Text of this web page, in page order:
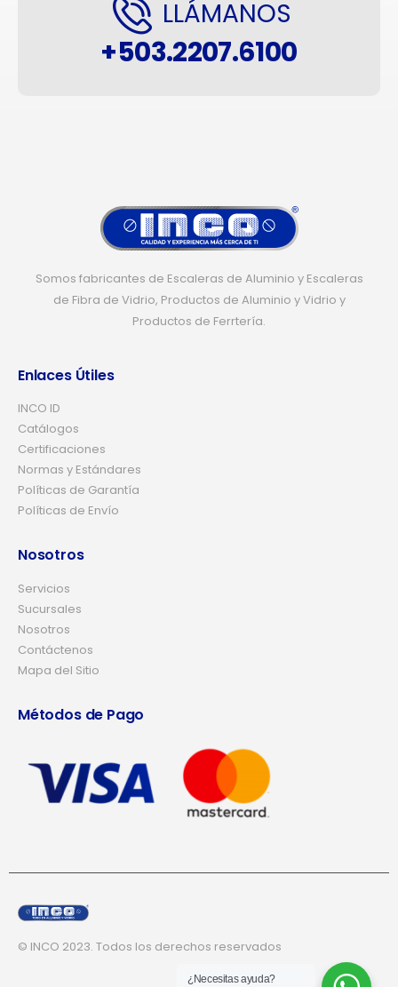
LLÁMANOS
+503.2207.6100
Somos fabricantes de Escaleras de Aluminio y Escaleras
de Fibra de Vidrio, Productos de Aluminio y Vidrio y
Productos de Ferrtería.
Enlaces Útiles
INCO ID
Catálogos
Certificaciones
Normas y Estándares
Políticas de Garantía
Políticas de Envío
Nosotros
Servicios
Sucursales
Nosotros
Contáctenos
Mapa del Sitio
Métodos de Pago
© INCO 2023. Todos los derechos reservados
¿Necesitas ayuda?